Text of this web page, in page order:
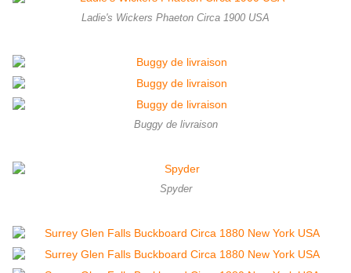
Ladie's Wickers Phaeton Circa 1900 USA
Buggy de livraison
Spyder